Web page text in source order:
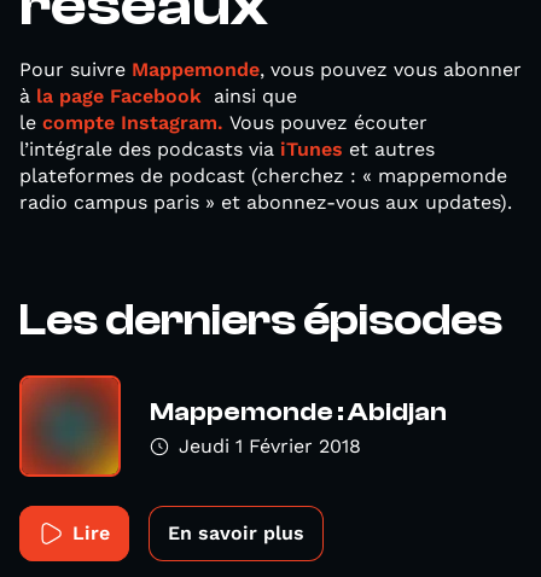
Pour suivre Mappemonde, vous pouvez vous abonner
à la page Facebook ainsi que
le compte Instagram. Vous pouvez écouter
l’intégrale des podcasts via iTunes et autres
plateformes de podcast (cherchez : « mappemonde
radio campus paris » et abonnez-vous aux updates).
Les derniers épisodes
Mappemonde : Abidjan
Jeudi 1 Février 2018
Lire En savoir plus